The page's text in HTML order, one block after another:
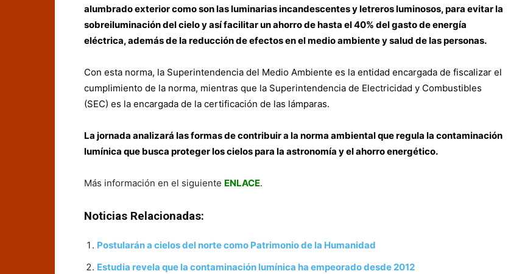
alumbrado exterior como son las luminarias incandescentes y letreros luminosos, para evitar la
sobreiluminación del cielo y así facilitar un ahorro de hasta el 40% del gasto de energía
eléctrica, además de la reducción de efectos en el medio ambiente y salud de las personas.
Con esta norma, la Superintendencia del Medio Ambiente es la entidad encargada de fiscalizar el
cumplimiento de la norma, mientras que la Superintendencia de Electricidad y Combustibles
(SEC) es la encargada de la certificación de las lámparas.
La jornada analizará las formas de contribuir a la norma ambiental que regula la contaminación
lumínica que busca proteger los cielos para la astronomía y el ahorro energético.
Más información en el siguiente ENLACE.
Noticias Relacionadas:
Postularán a cielos del norte como Patrimonio de la Humanidad
Estudia revela que la contaminación lumínica ha empeorado desde 2012